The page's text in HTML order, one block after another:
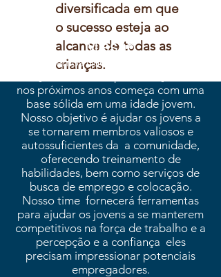
diversificada em que
o sucesso esteja ao
alcance de todas as
crianças.​​
Missão
Acreditamos que garantir que nossa
força de trabalho permaneça forte
nos próximos anos começa com uma
base sólida em uma idade jovem.
Nosso objetivo é ajudar os jovens a
se tornarem membros valiosos e
autossuficientes da a comunidade,
oferecendo treinamento de
habilidades, bem como serviços de
busca de emprego e colocação.
Nosso time fornecerá ferramentas
para ajudar os jovens a se manterem
competitivos na força de trabalho e a
percepção e a confiança eles
precisam impressionar potenciais
empregadores.